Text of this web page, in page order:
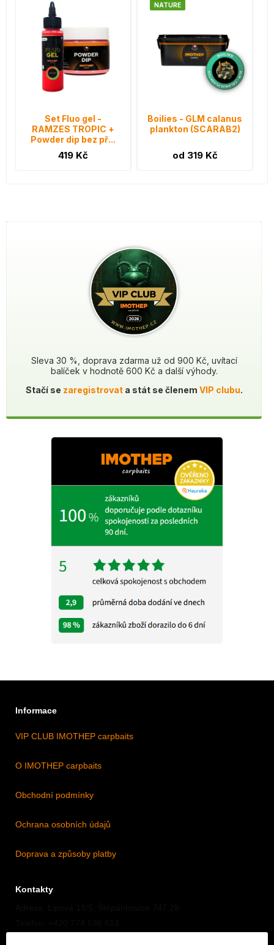
Sleva 30 %, doprava zdarma už od 900 Kč, uvítací
balíček v hodnotě 600 Kč a další výhody.
Stačí se zaregistrovata stát se členem VIP clubu.
Set Fluo gel -
RAMZES TROPIC +
Powder dip bez př...
419 Kč
NATURE
Boilies - GLM calanus
plankton (SCARAB2)
od 319 Kč
Informace
VIP CLUB IMOTHEP carpbaits
O IMOTHEP carpbaits
Obchodní podmínky
Ochrana osobních údajů
Doprava a způsoby platby
Kontakty